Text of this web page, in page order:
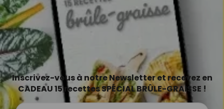
Inscrivez-vous à notre Newsletter et recevez en
CADEAU 15 recettes SPÉCIAL BRÛLE-GRAISSE !